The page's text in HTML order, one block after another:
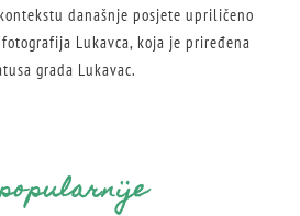
današnje posjete upriličeno
Lukavca, koja je priređena
grada Lukavac.